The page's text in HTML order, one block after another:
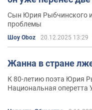
Сын Юрия Рыбчинского
проблемы
Шоу Oboz 20.12.2025 13:29
Жанна в стране
К 80-летию поэта Юрия
Национальная оперетта